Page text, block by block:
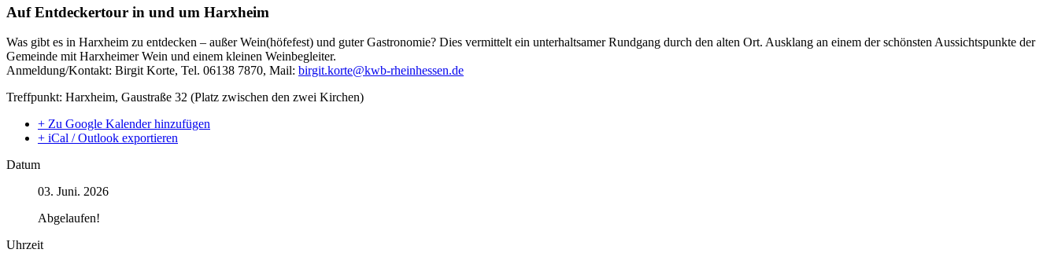
Auf Entdeckertour in und um Harxheim
Was gibt es in Harxheim zu entdecken – außer Wein(höfefest) und guter Gastronomie? Dies vermittelt ein unterhaltsamer Rundgang durch den alten Ort. Ausklang an einem der schönsten Aussichtspunkte der
Gemeinde mit Harxheimer Wein und einem kleinen Weinbegleiter.
Anmeldung/Kontakt: Birgit Korte, Tel. 06138 7870, Mail: birgit.korte@kwb-rheinhessen.de
Treffpunkt: Harxheim, Gaustraße 32 (Platz zwischen den zwei Kirchen)
+ Zu Google Kalender hinzufügen
+ iCal / Outlook exportieren
Datum
03. Juni. 2026
Abgelaufen!
Uhrzeit